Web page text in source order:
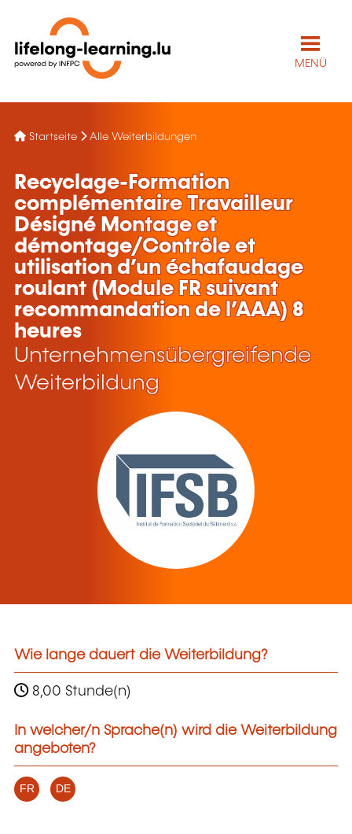
MENÜ
Startseite Alle Weiterbildungen
Recyclage-Formation
complémentaire Travailleur
Désigné Montage et
démontage/Contrôle et
utilisation d’un échafaudage
roulant (Module FR suivant
recommandation de l’AAA) 8
heures
Unternehmensübergreifende
Weiterbildung
Wie lange dauert die Weiterbildung?
8,00 Stunde(n)
In welcher/n Sprache(n) wird die Weiterbildung
angeboten?
FR DE